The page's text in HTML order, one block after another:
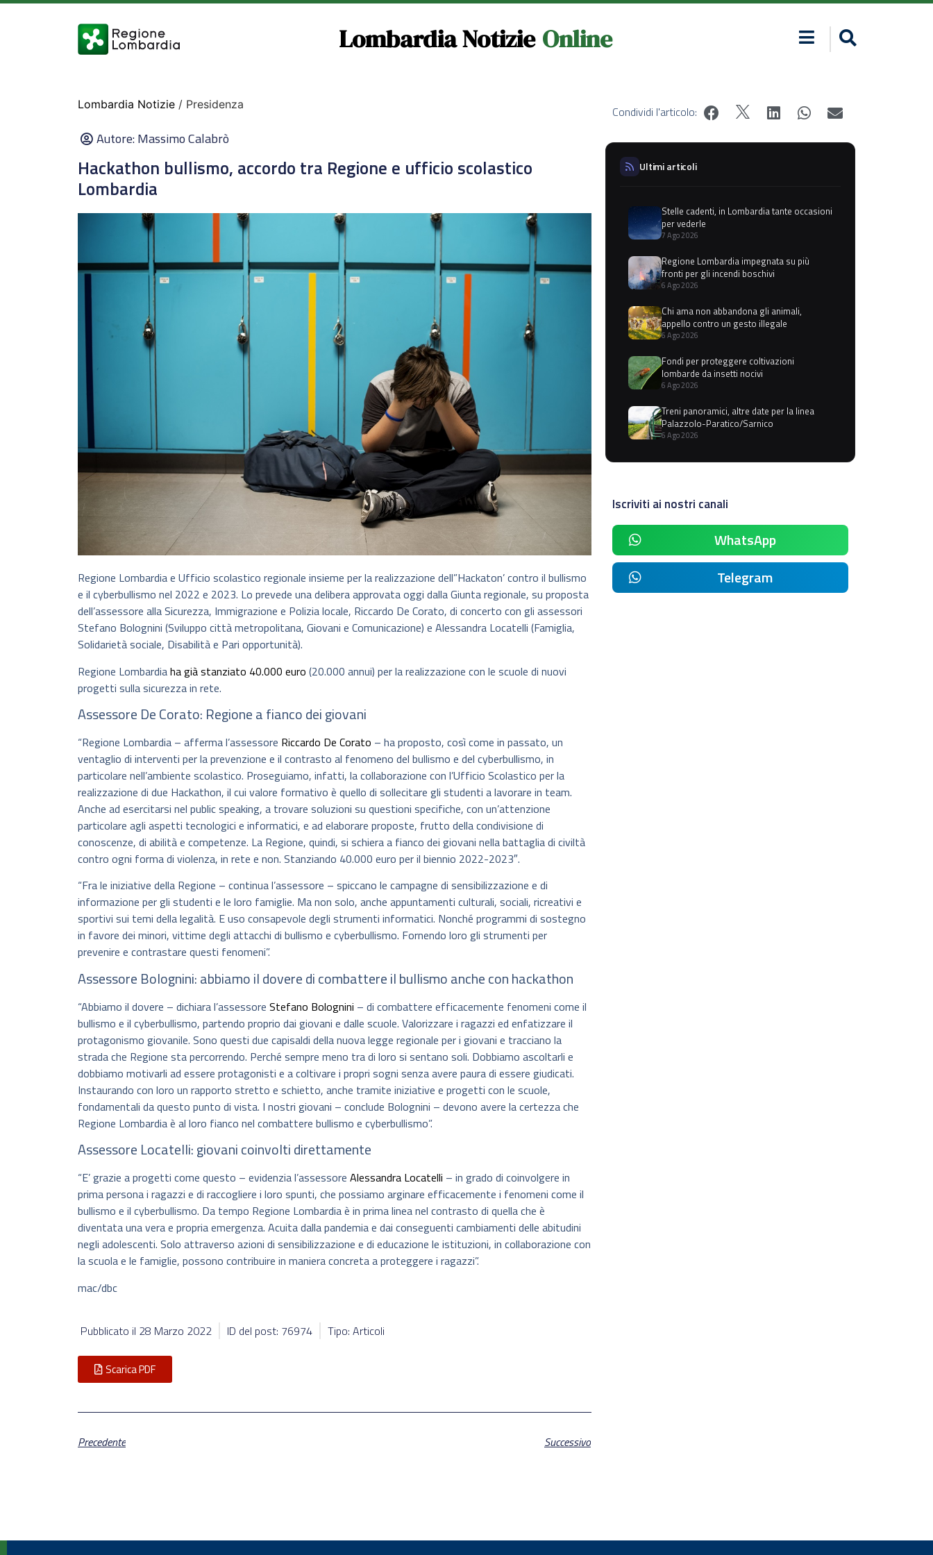
Lombardia Notizie Online
Lombardia Notizie / Presidenza
Autore:Massimo Calabrò
Hackathon bullismo, accordo tra Regione e ufficio scolastico
Lombardia
Regione Lombardia e Ufficio scolastico regionale insieme per la realizzazione dell”Hackaton’ contro il bullismo
e il cyberbullismo nel 2022 e 2023. Lo prevede una delibera approvata oggi dalla Giunta regionale, su proposta
dell’assessore alla Sicurezza, Immigrazione e Polizia locale, Riccardo De Corato, di concerto con gli assessori
Stefano Bolognini (Sviluppo città metropolitana, Giovani e Comunicazione) e Alessandra Locatelli (Famiglia,
Solidarietà sociale, Disabilità e Pari opportunità).
Regione Lombardiaha già stanziato 40.000 euro (20.000 annui) per la realizzazione con le scuole di nuovi
progetti sulla sicurezza in rete.
Assessore De Corato: Regione a fianco dei giovani
“Regione Lombardia – afferma l’assessore Riccardo De Corato – ha proposto, così come in passato, un
ventaglio di interventi per la prevenzione e il contrasto al fenomeno del bullismo e del cyberbullismo, in
particolare nell’ambiente scolastico. Proseguiamo, infatti, la collaborazione con l’Ufficio Scolastico per la
realizzazione di due Hackathon, il cui valore formativo è quello di sollecitare gli studenti a lavorare in team.
Anche ad esercitarsi nel public speaking, a trovare soluzioni su questioni specifiche, con un’attenzione
particolare agli aspetti tecnologici e informatici, e ad elaborare proposte, frutto della condivisione di
conoscenze, di abilità e competenze. La Regione, quindi, si schiera a fianco dei giovani nella battaglia di civiltà
contro ogni forma di violenza, in rete e non. Stanziando 40.000 euro per il biennio 2022-2023″.
“Fra le iniziative della Regione – continua l’assessore – spiccano le campagne di sensibilizzazione e di
informazione per gli studenti e le loro famiglie. Ma non solo, anche appuntamenti culturali, sociali, ricreativi e
sportivi sui temi della legalità. E uso consapevole degli strumenti informatici. Nonché programmi di sostegno
in favore dei minori, vittime degli attacchi di bullismo e cyberbullismo. Fornendo loro gli strumenti per
prevenire e contrastare questi fenomeni”.
Assessore Bolognini: abbiamo il dovere di combattere il bullismo anche con hackathon
“Abbiamo il dovere – dichiara l’assessore Stefano Bolognini – di combattere efficacemente fenomeni come il
bullismo e il cyberbullismo, partendo proprio dai giovani e dalle scuole. Valorizzare i ragazzi ed enfatizzare il
protagonismo giovanile. Sono questi due capisaldi della nuova legge regionale per i giovani e tracciano la
strada che Regione sta percorrendo. Perché sempre meno tra di loro si sentano soli. Dobbiamo ascoltarli e
dobbiamo motivarli ad essere protagonisti e a coltivare i propri sogni senza avere paura di essere giudicati.
Instaurando con loro un rapporto stretto e schietto, anche tramite iniziative e progetti con le scuole,
fondamentali da questo punto di vista. I nostri giovani – conclude Bolognini – devono avere la certezza che
Regione Lombardia è al loro fianco nel combattere bullismo e cyberbullismo”.
Assessore Locatelli: giovani coinvolti direttamente
“E’ grazie a progetti come questo – evidenzia l’assessore Alessandra Locatelli – in grado di coinvolgere in
prima persona i ragazzi e di raccogliere i loro spunti, che possiamo arginare efficacemente i fenomeni come il
bullismo e il cyberbullismo. Da tempo Regione Lombardia è in prima linea nel contrasto di quella che è
diventata una vera e propria emergenza. Acuita dalla pandemia e dai conseguenti cambiamenti delle abitudini
negli adolescenti. Solo attraverso azioni di sensibilizzazione e di educazione le istituzioni, in collaborazione con
la scuola e le famiglie, possono contribuire in maniera concreta a proteggere i ragazzi”.
mac/dbc
Pubblicato il 28 Marzo 2022 ID del post: 76974 Tipo: Articoli
Scarica PDF
Precedente Successivo
Condividi l'articolo:
Ultimi articoli
Stelle cadenti, in Lombardia tante occasioni
per vederle
7 Ago 2026
Regione Lombardia impegnata su più
fronti per gli incendi boschivi
6 Ago 2026
Chi ama non abbandona gli animali,
appello contro un gesto illegale
6 Ago 2026
Fondi per proteggere coltivazioni
lombarde da insetti nocivi
6 Ago 2026
Treni panoramici, altre date per la linea
Palazzolo-Paratico/Sarnico
6 Ago 2026
Iscriviti ai nostri canali
WhatsApp
Telegram